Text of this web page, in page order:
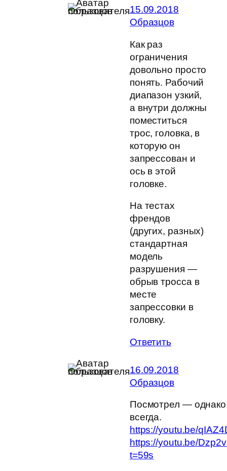
15.09.2018
Образцов
Как раз
ограничения
довольно просто
понять. Рабочий
диапазон узкий,
а внутри должны
поместиться
трос, головка, в
которую он
запрессован и
ось в этой
головке.
На тестах
френдов
(других, разных)
стандартная
модель
разрушения —
обрыв тросса в
месте
запрессовки в
головку.
Ответить
16.09.2018
Образцов
Посмотрел —
всегда.
https://youtu.be/
https://youtu.be/
t=59s